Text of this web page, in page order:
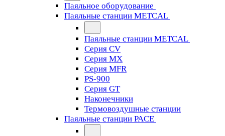
Паяльное оборудование
Паяльные станции METCAL
Паяльные станции METCAL
Серия CV
Серия MX
Серия MFR
PS-900
Серия GT
Наконечники
Термовоздушные станции
Паяльные станции PACE